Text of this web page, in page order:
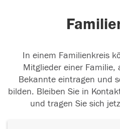
In einem Familienkreis
Mitglieder einer Familie,
Bekannte eintragen und
bilden. Bleiben Sie in
und tragen Sie sich